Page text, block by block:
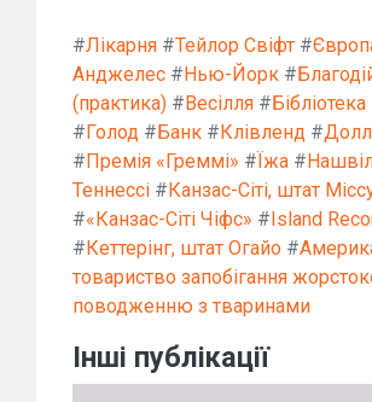
#Лікарня #Тейлор Свіфт #
Анджелес # Нью-Йорк #
(практика) # Весілля # Бібліотека
# Голод # Банк # Клівленд #
# Премія «Греммі» # Їжа #
Теннессі # Канзас-Сіті, штат
#«Канзас-Сіті Чіфс» # Island
# Кеттерінг, штат Огайо #
товариство запобігання
поводженню з тваринами
Інші публікації